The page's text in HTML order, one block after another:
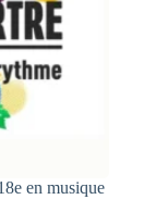
en musique